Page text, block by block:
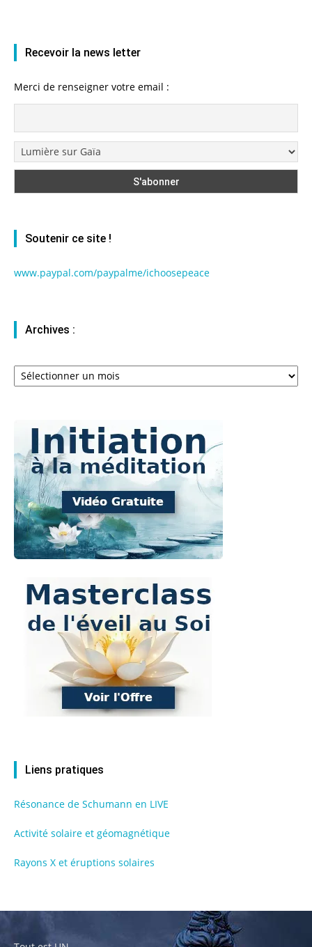
Recevoir la news letter
Merci de renseigner votre email :
Soutenir ce site !
www.paypal.com/paypalme/ichoosepeace
Archives :
Archives
Liens pratiques
Résonance de Schumann en LIVE
Activité solaire et géomagnétique
Rayons X et éruptions solaires